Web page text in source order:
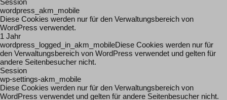
Session
wordpress_akm_mobile
Diese Cookies werden nur für den Verwaltungsbereich von
WordPress verwendet.
1 Jahr
wordpress_logged_in_akm_mobileDiese Cookies werden nur für
den Verwaltungsbereich von WordPress verwendet und gelten für
andere Seitenbesucher nicht.
Session
wp-settings-akm_mobile
Diese Cookies werden nur für den Verwaltungsbereich von
WordPress verwendet und gelten für andere Seitenbesucher nicht.